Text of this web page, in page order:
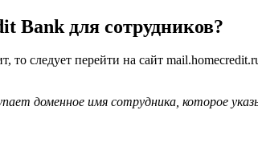
Bank для сотрудников?
следует перейти на сайт
доменное имя сотрудника, которое